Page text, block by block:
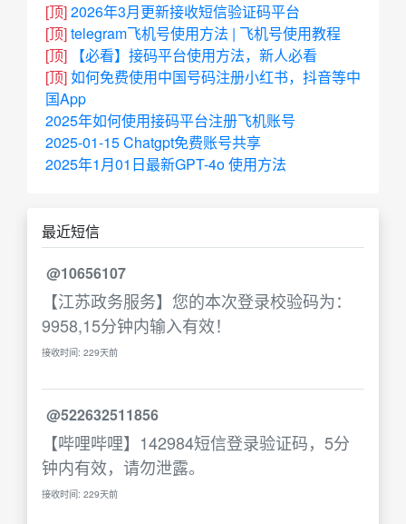
[顶]2026年3月更新接收短信验证码平台
[顶]telegram飞机号使用方法 | 飞机号使用教程
[顶]
【必看】接码平台使用方法，新人必看
[顶]如何免费使用中国号码注册小红书，抖音等中
国App
2025年如何使用接码平台注册飞机账号
2025-01-15 Chatgpt免费账号共享
2025年1月01日最新GPT-4o 使用方法
最近短信
@10656107
【江苏政务服务】您的本次登录校验码为：
9958,15分钟内输入有效！
接收时间: 229天前
@522632511856
【哔哩哔哩】142984短信登录验证码，5分
钟内有效，请勿泄露。
接收时间: 229天前